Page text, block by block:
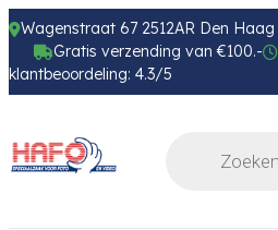
Wagenstraat 67 2512AR Den Haag
Gratis verzending van €100.-
klantbeoordeling: 4.3/5